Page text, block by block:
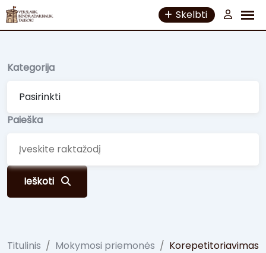
Skip
to
content
Skelbti
Kategorija
Paieška
Ieškoti
Titulinis / Mokymosi priemonės / Korepetitoriavimas